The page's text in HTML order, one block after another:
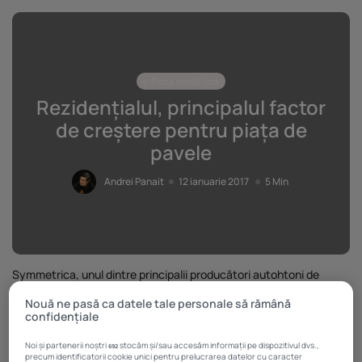
Rezidențialul, principalul factor
de creștere pentru piața de
pavele
Andrei Panait 12 ianuarie 2017 5 Min
Symmetrica, unul dintre principalii producători autohtoni de
pavele şi borduri vibropresate, a înregistrat în 2016 un business de
20 de milioane de euro, în creștere cu cca. 3% comparativ cu anul
anterior.
Compania a
Nouă ne pasă ca datele tale personale să rămână
confidențiale
Noi și partenerii noștri692 stocăm și/sau accesăm informații pe dispozitivul dvs.,
precum identificatorii cookie unici pentru prelucrarea datelor cu caracter